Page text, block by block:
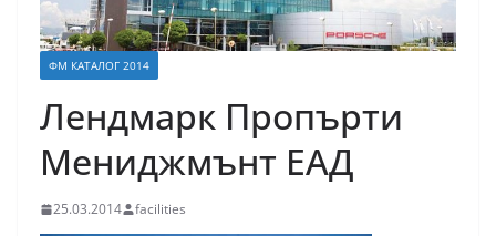
ФМ КАТАЛОГ 2014
Лендмарк Пропърти
Мениджмънт ЕАД
25.03.2014 facilities